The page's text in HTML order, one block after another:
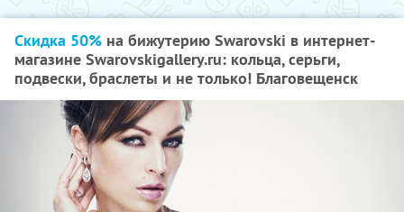
Скидка 50% на бижутерию Swarovski в интернет-
магазине Swarovskigallery.ru: кольца, серьги,
подвески, браслеты и не только! Благовещенск